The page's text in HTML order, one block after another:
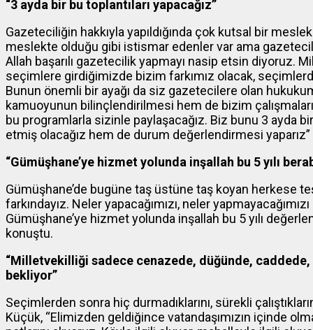
“3 ayda bir bu toplantıları yapacağız”
Gazeteciliğin hakkıyla yapıldığında çok kutsal bir
meslekte olduğu gibi istismar edenler var ama
Allah başarılı gazetecilik yapmayı nasip etsin diyoruz.
seçimlere girdiğimizde bizim farkımız olacak,
Bunun önemli bir ayağı da siz gazetecilere olan
kamuoyunun bilinçlendirilmesi hem de bizim
bu programlarla sizinle paylaşacağız. Biz bunu 3 ayda
etmiş olacağız hem de durum değerlendirmesi
“Gümüşhane’ye hizmet yolunda inşallah bu 5 yılı
Gümüşhane’de bugüne taş üstüne taş koyan herkese
farkındayız. Neler yapacağımızı, neler
Gümüşhane’ye hizmet yolunda inşallah bu 5 yılı
konuştu.
“Milletvekilliği sadece cenazede, düğünde,
bekliyor”
Seçimlerden sonra hiç durmadıklarını, sürekli
Küçük, “Elimizden geldiğince vatandaşımızın içinde